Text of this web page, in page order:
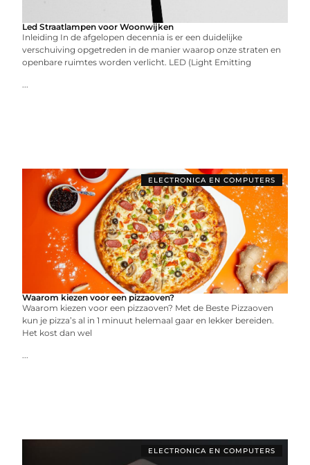
Led Straatlampen voor Woonwijken
Inleiding In de afgelopen decennia is er een duidelijke
verschuiving opgetreden in de manier waarop onze straten en
openbare ruimtes worden verlicht. LED (Light Emitting
...
ELECTRONICA EN COMPUTERS
Waarom kiezen voor een pizzaoven?
Waarom kiezen voor een pizzaoven? Met de Beste Pizzaoven
kun je pizza’s al in 1 minuut helemaal gaar en lekker bereiden.
Het kost dan wel
...
ELECTRONICA EN COMPUTERS